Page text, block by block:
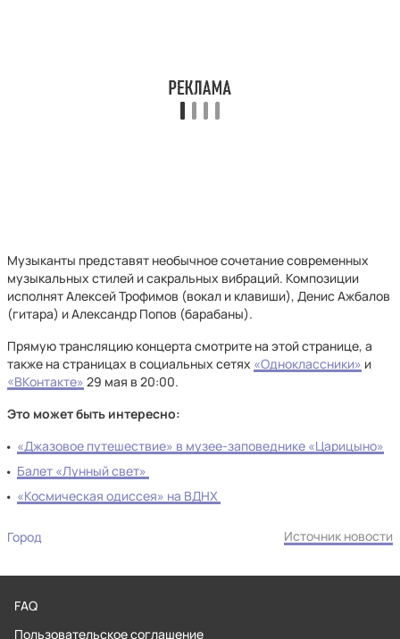
Музыканты представят необычное сочетание современных
музыкальных стилей и сакральных вибраций. Композиции
исполнят Алексей Трофимов (вокал и клавиши), Денис Ажбалов
(гитара) и Александр Попов (барабаны).
Прямую трансляцию концерта смотрите на этой странице, а
также на страницах в социальных сетях «Одноклассники» и
«ВКонтакте» 29 мая в 20:00.
Это может быть интересно:
«Джазовое путешествие» в музее-заповеднике «Царицыно»
Балет «Лунный свет»
«Космическая одиссея» на ВДНХ
Город Источник новости
FAQ
Пользовательское соглашение